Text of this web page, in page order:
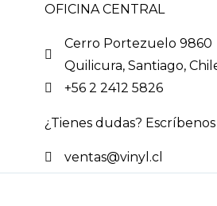
OFICINA CENTRAL
Cerro Portezuelo 9860
Quilicura, Santiago,
+56 2 2412 5826
¿Tienes dudas? Escríbenos
ventas@vinyl.cl